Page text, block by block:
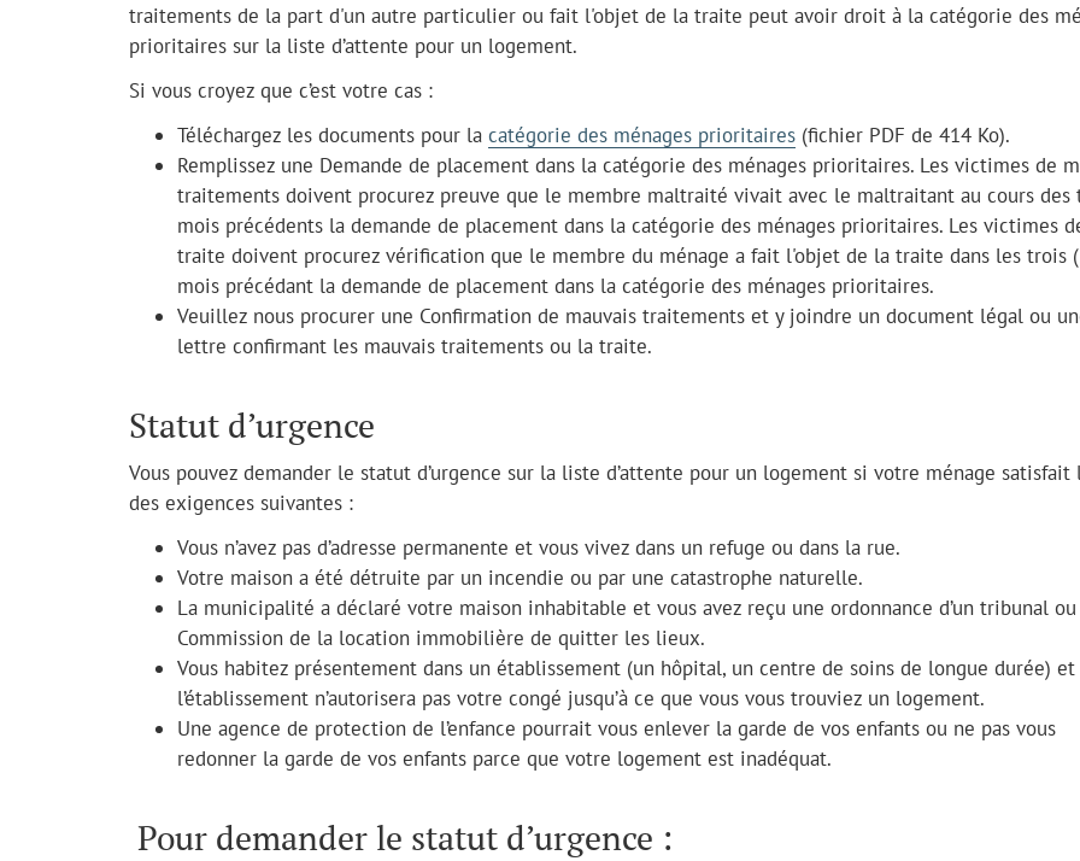
traitements de la part d'un autre particulier ou fait l'objet de la traite peut avoir droit à la catégorie des
prioritaires sur la liste d’attente pour un logement.
Si vous croyez que c’est votre cas :
Téléchargez les documents pour la catégorie des ménages prioritaires (fichier PDF de 414 Ko).
Remplissez une Demande de placement dans la catégorie des ménages prioritaires. Les victimes de
traitements doivent procurez preuve que le membre maltraité vivait avec le maltraitant au cours des
mois précédents la demande de placement dans la catégorie des ménages prioritaires. Les victimes
traite doivent procurez vérification que le membre du ménage a fait l'objet de la traite dans les trois
mois précédant la demande de placement dans la catégorie des ménages prioritaires.
Veuillez nous procurer une Confirmation de mauvais traitements et y joindre un document légal ou
lettre confirmant les mauvais traitements ou la traite.
Statut d’urgence
Vous pouvez demander le statut d’urgence sur la liste d’attente pour un logement si votre ménage satisfait
des exigences suivantes :
Vous n’avez pas d’adresse permanente et vous vivez dans un refuge ou dans la rue.
Votre maison a été détruite par un incendie ou par une catastrophe naturelle.
La municipalité a déclaré votre maison inhabitable et vous avez reçu une ordonnance d’un tribunal
Commission de la location immobilière de quitter les lieux.
Vous habitez présentement dans un établissement (un hôpital, un centre de soins de longue durée) et
l’établissement n’autorisera pas votre congé jusqu’à ce que vous vous trouviez un logement.
Une agence de protection de l’enfance pourrait vous enlever la garde de vos enfants ou ne pas vous
redonner la garde de vos enfants parce que votre logement est inadéquat.
Pour demander le statut d’urgence :